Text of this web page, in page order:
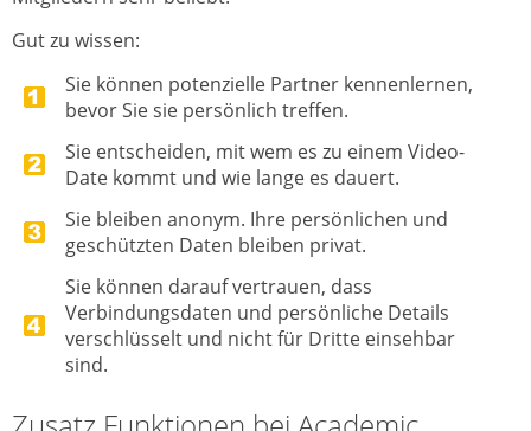
Gut zu wissen:
Sie können potenzielle Partner kennenlernen,
bevor Sie sie persönlich treffen.
Sie entscheiden, mit wem es zu einem Video-
Date kommt und wie lange es dauert.
Sie bleiben anonym. Ihre persönlichen und
geschützten Daten bleiben privat.
Sie können darauf vertrauen, dass
Verbindungsdaten und persönliche Details
verschlüsselt und nicht für Dritte einsehbar
sind.